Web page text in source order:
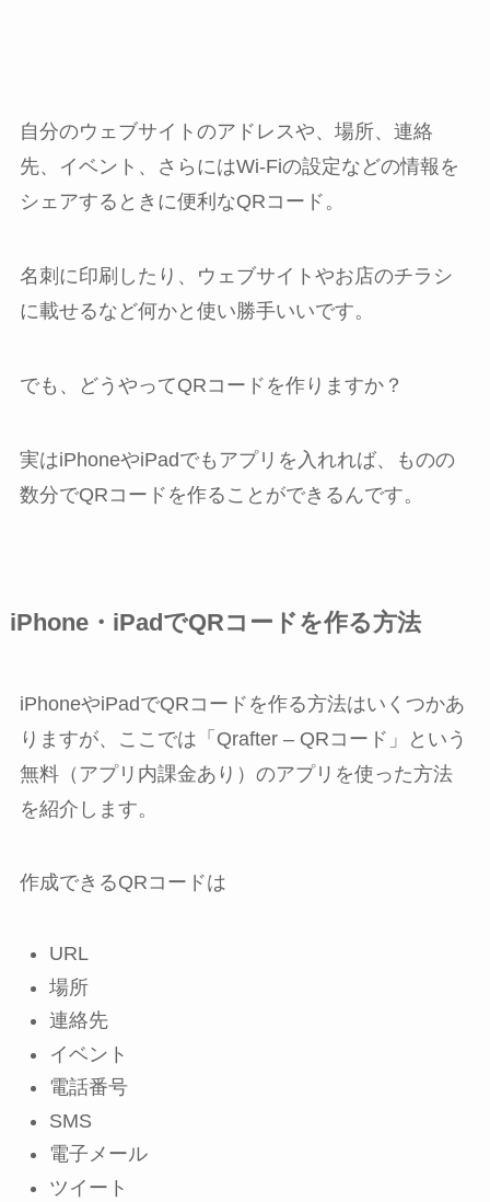
自分のウェブサイトのアドレスや、場所、連絡
先、イベント、さらにはWi-Fiの設定などの情報を
シェアするときに便利なQRコード。
名刺に印刷したり、ウェブサイトやお店のチラシ
に載せるなど何かと使い勝手いいです。
でも、どうやってQRコードを作りますか？
実はiPhoneやiPadでもアプリを入れれば、ものの
数分でQRコードを作ることができるんです。
iPhone・iPadでQRコードを作る方法
iPhoneやiPadでQRコードを作る方法はいくつかあ
りますが、ここでは「Qrafter – QRコード」という
無料（アプリ内課金あり）のアプリを使った方法
を紹介します。
作成できるQRコードは
URL
場所
連絡先
イベント
電話番号
SMS
電子メール
ツイート